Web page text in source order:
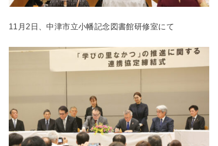
11月2日、中津市立小幡記念図書館研修室にて